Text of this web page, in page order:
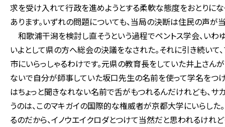
求を受け入れて行政を進めようとする柔軟な態度をおとりにな
あります。いずれの問題についても、当局の決断は住民の声が
和歌浦干潟を検討し直そうという過程でペントス学会、い
いよとして県の方へ総会の決議をなされた。それに引き続い
市にいらっしゃるわけです。元県の教育長をしていた井上さ
ないで自分が師事していた坂口先生の名前を使って学名をつけ
はちょっと聞きなれない名前で舌がもつれるんだけれども、サ
うのは、このマキガイの国際的な権威者が京都大学にいらし
るのだから、イノウエイクロダとつけて当然だと思われるけれ